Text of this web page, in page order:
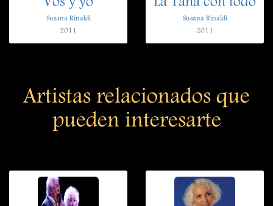
Susana Rinaldi
2011
Susana Rinaldi
2011
Artistas relacionados que
pueden interesarte